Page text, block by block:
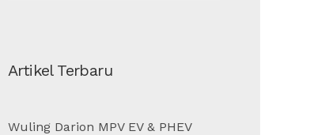
Artikel Terbaru
Wuling Darion MPV EV & PHEV